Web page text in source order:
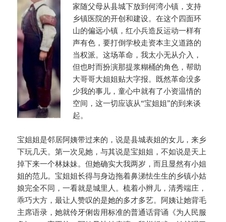
家随父母从县城下放到何湾小镇，支持
乡镇医院的开创和建设。在这个四面环
山的偏远小镇，红小兵造反运动一样有
声有色，要打倒学校走资本主义道路的
当权派。这场革命，我太小无从介入，
但也时而扮演那提浆糊桶的角色，帮助
大哥哥大姐姐贴大字报。既然革命没多
少我的事儿，童心中就有了小资温情的
空间，这一切应该从“宝姐姐”的到来谈
起。
宝姐姐是邻居阿姨带过来的，说是县城表姐的女儿，来乡
下玩几天。第一次见她，与其说是宝姐姐，不如说是天上
掉下来一个林妹妹。但她确实大我两岁，而且显然有小姐
姐的范儿。宝姐姐长得与身边拖着鼻涕怯生生的乡镇小姑
娘完全不同，一看就是城里人。梳着小辫儿，清秀端庄，
乖巧大方，最让人赞叹的是她的多才多艺。阿姨让她背毛
主席语录，她就伶牙俐齿用标准的普通话背诵《为人民服